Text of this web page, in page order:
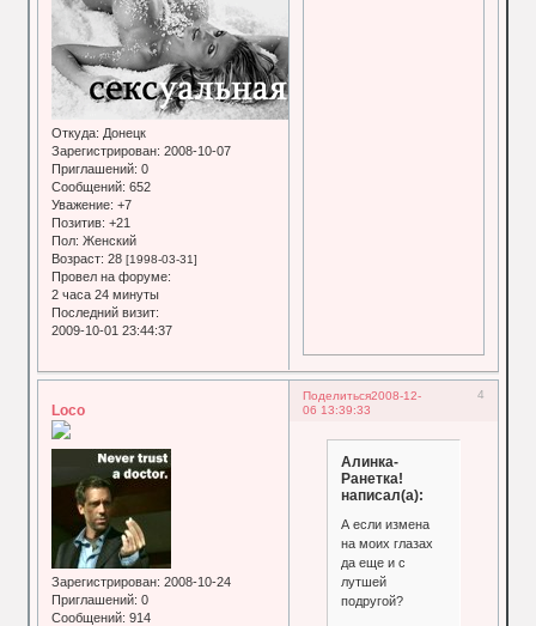
Откуда: Донецк
Зарегистрирован: 2008-10-07
Приглашений: 0
Сообщений: 652
Уважение: +7
Позитив: +21
Пол: Женский
Возраст: 28[1998-03-31]
Провел на форуме:
2 часа 24 минуты
Последний визит:
2009-10-01 23:44:37
Поделиться 4
2008-12-
06 13:39:33
Loco
Зарегистрирован: 2008-10-24
Приглашений: 0
Сообщений: 914
Алинка-
Ранетка!
написал(а):
А если измена
на моих глазах
да еще и с
лутшей
подругой?